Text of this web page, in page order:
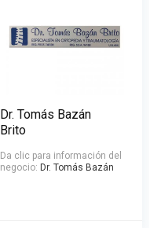
Dr. Tomás Bazán
Brito
Da clic para información del
negocio: Dr. Tomás Bazán